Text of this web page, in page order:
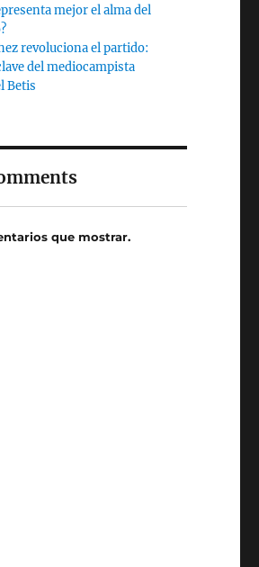
mejor el alma del
revoluciona el partido:
del mediocampista
Betis
que mostrar.